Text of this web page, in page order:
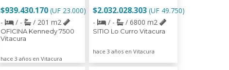
$939.430.170 (UF 23.000)
-
/ - / 201 m2
OFICINA Kennedy 7500
Vitacura
hace 3 años en Vitacura
$2.032.028.303 (UF 49.750)
-
/ - / 6800 m2
SITIO Lo Curro Vitacura
hace 3 años en Vitacura